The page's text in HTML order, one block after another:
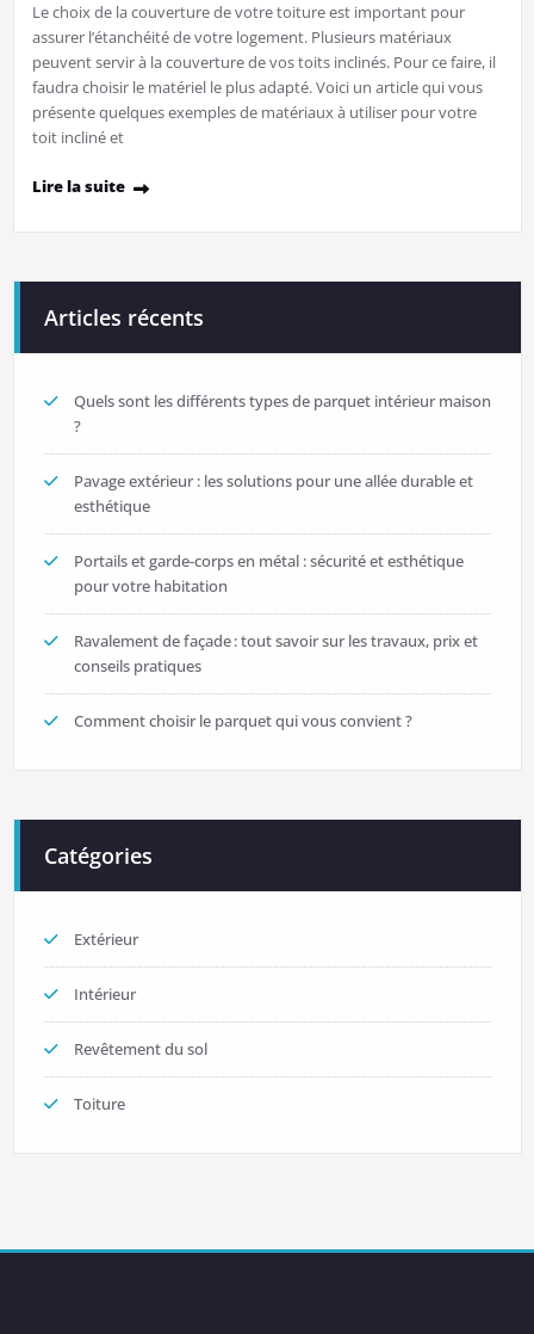
Le choix de la couverture de votre toiture est important pour
assurer l’étanchéité de votre logement. Plusieurs matériaux
peuvent servir à la couverture de vos toits inclinés. Pour ce faire, il
faudra choisir le matériel le plus adapté. Voici un article qui vous
présente quelques exemples de matériaux à utiliser pour votre
toit incliné et
Lire la suite
Articles récents
Quels sont les différents types de parquet intérieur maison
?
Pavage extérieur : les solutions pour une allée durable et
esthétique
Portails et garde-corps en métal : sécurité et esthétique
pour votre habitation
Ravalement de façade : tout savoir sur les travaux, prix et
conseils pratiques
Comment choisir le parquet qui vous convient ?
Catégories
Extérieur
Intérieur
Revêtement du sol
Toiture